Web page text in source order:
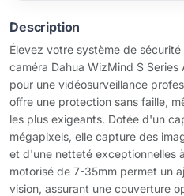
Description
Élevez votre système de
caméra Dahua WizMind S
pour une vidéosurveillance
offre une protection sans faille,
les plus exigeants. Dotée d'un
mégapixels, elle capture des
et d'une netteté exceptionnelles
motorisé de 7-35mm permet un
vision, assurant une couverture